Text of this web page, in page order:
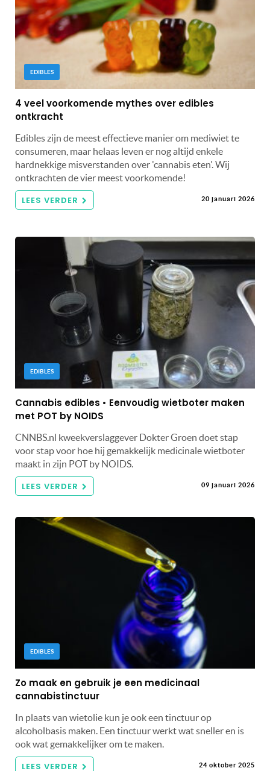
EDIBLES
4 veel voorkomende mythes over edibles
ontkracht
Edibles zijn de meest effectieve manier om mediwiet te
consumeren, maar helaas leven er nog altijd enkele
hardnekkige misverstanden over 'cannabis eten'. Wij
ontkrachten de vier meest voorkomende!
LEES VERDER 20 januari 2026
EDIBLES
Cannabis edibles • Eenvoudig wietboter maken
met POT by NOIDS
CNNBS.nl kweekverslaggever Dokter Groen doet stap
voor stap voor hoe hij gemakkelijk medicinale wietboter
maakt in zijn POT by NOIDS.
LEES VERDER 09 januari 2026
EDIBLES
Zo maak en gebruik je een medicinaal
cannabistinctuur
In plaats van wietolie kun je ook een tinctuur op
alcoholbasis maken. Een tinctuur werkt wat sneller en is
ook wat gemakkelijker om te maken.
LEES VERDER 24 oktober 2025